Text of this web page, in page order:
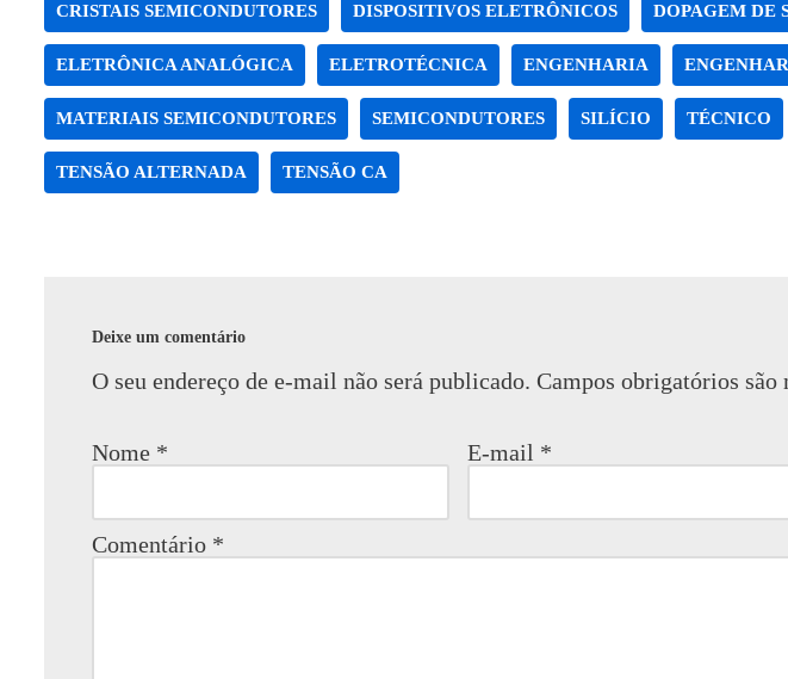
CRISTAIS SEMICONDUTORES DISPOSITIVOS ELETRÔNICOS DOPAGEM DE
ELETRÔNICA ANALÓGICA ELETROTÉCNICA ENGENHARIA
MATERIAIS SEMICONDUTORES SEMICONDUTORES SILÍCIO TÉCNICO
TENSÃO ALTERNADA TENSÃO CA
Deixe um comentário
O seu endereço de e-mail não será publicado. Campos obrigatórios são
Nome * E-mail *
Comentário *